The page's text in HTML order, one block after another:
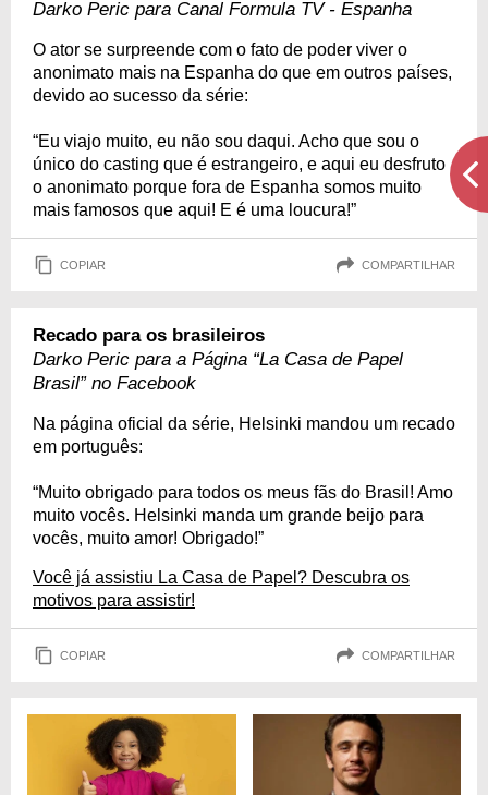
Darko Peric para Canal Formula TV - Espanha
O ator se surpreende com o fato de poder viver o
anonimato mais na Espanha do que em outros países,
devido ao sucesso da série:
“Eu viajo muito, eu não sou daqui. Acho que sou o
único do casting que é estrangeiro, e aqui eu desfruto
o anonimato porque fora de Espanha somos muito
mais famosos que aqui! E é uma loucura!”
COPIAR COMPARTILHAR
Recado para os brasileiros
Darko Peric para a Página “La Casa de Papel
Brasil” no Facebook
Na página oficial da série, Helsinki mandou um recado
em português:
“Muito obrigado para todos os meus fãs do Brasil! Amo
muito vocês. Helsinki manda um grande beijo para
vocês, muito amor! Obrigado!”
Você já assistiu La Casa de Papel? Descubra os
motivos para assistir!
COPIAR COMPARTILHAR